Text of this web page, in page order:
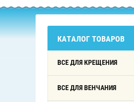
КАТАЛОГ ТОВАРОВ
ВСЕ ДЛЯ КРЕЩЕНИЯ
ВСЕ ДЛЯ ВЕНЧАНИЯ